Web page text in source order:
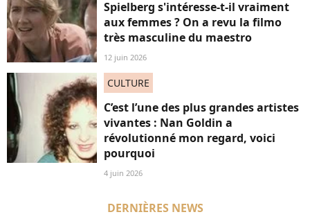
Spielberg s'intéresse-t-il vraiment
aux femmes ? On a revu la filmo
très masculine du maestro
12 juin 2026
CULTURE
C’est l’une des plus grandes artistes
vivantes : Nan Goldin a
révolutionné mon regard, voici
pourquoi
4 juin 2026
DERNIÈRES NEWS